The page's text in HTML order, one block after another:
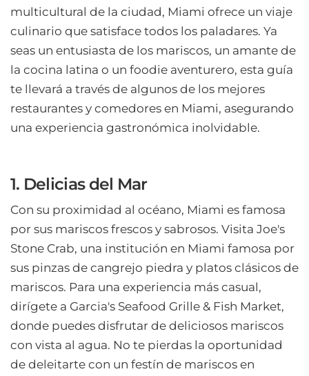
multicultural de la ciudad, Miami ofrece un viaje
culinario que satisface todos los paladares. Ya
seas un entusiasta de los mariscos, un amante de
la cocina latina o un foodie aventurero, esta guía
te llevará a través de algunos de los mejores
restaurantes y comedores en Miami, asegurando
una experiencia gastronómica inolvidable.
1. Delicias del Mar
Con su proximidad al océano, Miami es famosa
por sus mariscos frescos y sabrosos. Visita Joe's
Stone Crab, una institución en Miami famosa por
sus pinzas de cangrejo piedra y platos clásicos de
mariscos. Para una experiencia más casual,
dirígete a Garcia's Seafood Grille & Fish Market,
donde puedes disfrutar de deliciosos mariscos
con vista al agua. No te pierdas la oportunidad
de deleitarte con un festín de mariscos en